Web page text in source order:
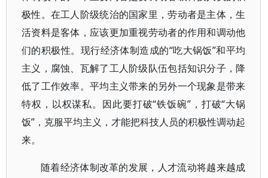
极性。在工人阶级统治的国家里，劳动者是主体，生
活资料是客体，应该更加重视劳动者的作用和调动他
们的积极性。现行经济体制造成的“吃大锅饭”和平均
主义，腐蚀、瓦解了工人阶级队伍包括知识分子，降
低了工作效率。平均主义带来的另外一个现象是带来
特权，以权谋私。因此要打破“铁饭碗”，打破“大锅
饭”，克服平均主义，才能把科技人员的积极性调动起
来。
随着经济体制改革的发展，人才流动将越来越成